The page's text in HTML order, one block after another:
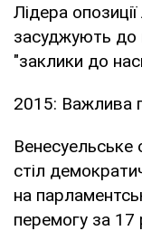
Лідера
засуджують до
"заклики до
2015: Важлива
Венесуельське
стіл
на
перемогу за 17